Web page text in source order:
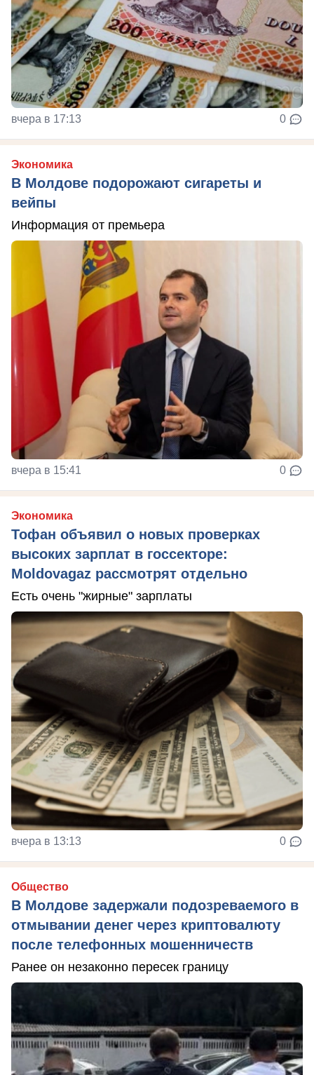
вчера в 17:13 0
Экономика
В Молдове подорожают сигареты и
вейпы
Информация от премьера
вчера в 15:41 0
Экономика
Тофан объявил о новых проверках
высоких зарплат в госсекторе:
Moldovagaz рассмотрят отдельно
Есть очень "жирные" зарплаты
вчера в 13:13 0
Общество
В Молдове задержали подозреваемого в
отмывании денег через криптовалюту
после телефонных мошенничеств
Ранее он незаконно пересек границу